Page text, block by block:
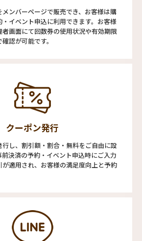
ンバーページで販売でき、お客様は購
イベント申込に利用できます。お客様
画面にて回数券の使用状況や有効期限
認が可能です。
クーポン発行
し、割引額・割合・無料をご自由に設
決済の予約・イベント申込時にご入力
適用され、お客様の満足度向上と予約